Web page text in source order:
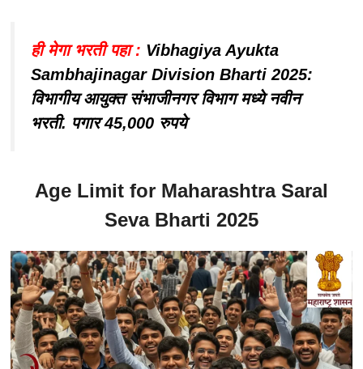
ही मेगा भरती पहा : Vibhagiya Ayukta
Sambhajinagar Division Bharti 2025:
विभागीय आयुक्त संभाजीनगर विभाग मध्ये नवीन
भरती. पगार 45,000 रुपये
Age Limit for Maharashtra Saral
Seva Bharti 2025